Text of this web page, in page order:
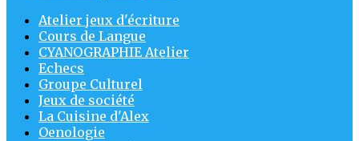
Atelier jeux d'écriture
Cours de Langue
CYANOGRAPHIE Atelier
Echecs
Groupe Culturel
Jeux de société
La Cuisine d'Alex
Oenologie